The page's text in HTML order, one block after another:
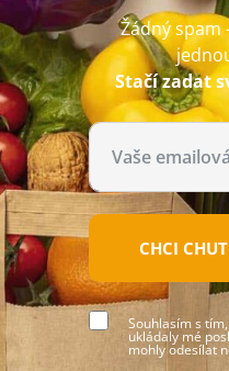
Žádný spam
Stačí zadat
CHCI
Souhlasím s
ukládaly mé
mohly odesílat